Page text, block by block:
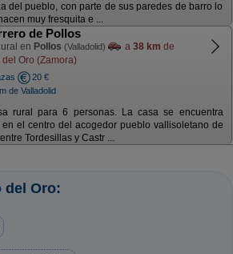
del pueblo, con parte de sus paredes de barro lo
muy fresquita e ...
de Pollos
en Pollos (Valladolid) a 38 km de
del Oro (Zamora)
20 €
de Valladolid
rural para 6 personas. La casa se encuentra
en el centro del acogedor pueblo vallisoletano de
Tordesillas y Castr ...
del Oro: